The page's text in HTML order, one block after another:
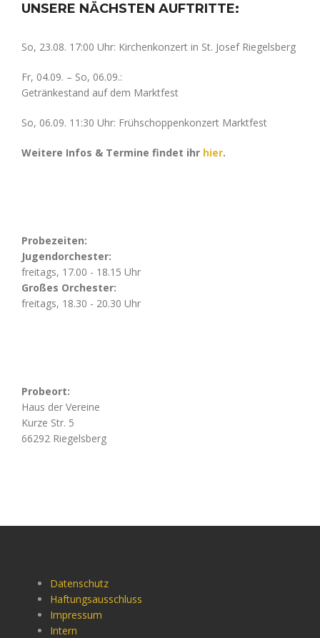
UNSERE NÄCHSTEN AUFTRITTE:
So, 23.08. 17:00 Uhr: Kirchenkonzert in St. Josef Riegelsberg
Fr, 04.09. – So, 06.09.:
Getränkestand auf dem Marktfest
So, 06.09. 11:30 Uhr: Frühschoppenkonzert Marktfest
Weitere Infos & Termine findet ihr hier.
Probezeiten:
Jugendorchester:
freitags, 17.00 - 18.15 Uhr
Großes Orchester:
freitags, 18.30 - 20.30 Uhr
Probeort:
Haus der Vereine
Kurze Str. 5
66292 Riegelsberg
Datenschutz
Haftungsausschluss
Impressum
Intern